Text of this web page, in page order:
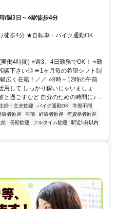
/週3日～⭐駅徒歩4分
徒歩4分 ★自転車・バイク通勤OK ★
働4時間) ⭐週3、4日勤務でOK！ ⭐勤
談下さい◎ ⏩1ヶ月毎の希望シフト制
広く在籍！／／ ⭐8時～12時の午前
用して しっかり稼いじゃいましょ
と過ごすなど 自分のための時間に♪ ...
主婦・主夫歓迎 バイク通勤OK
学歴不問
験者歓迎 午前 経験者歓迎
有資格者歓迎
給 長期歓迎 フルタイム歓迎
駅近5分以内